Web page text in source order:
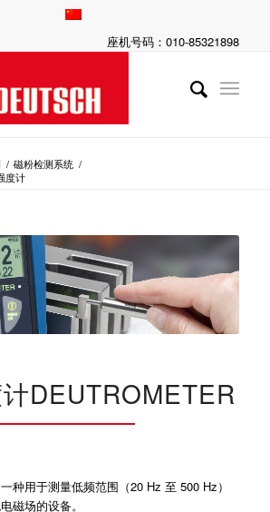
座机号码：010-85321898
/ 磁粉检测系统 /
度计
DEUTROMETER
种用于测量低频范围（20 Hz 至 500 Hz）
磁场的设备。